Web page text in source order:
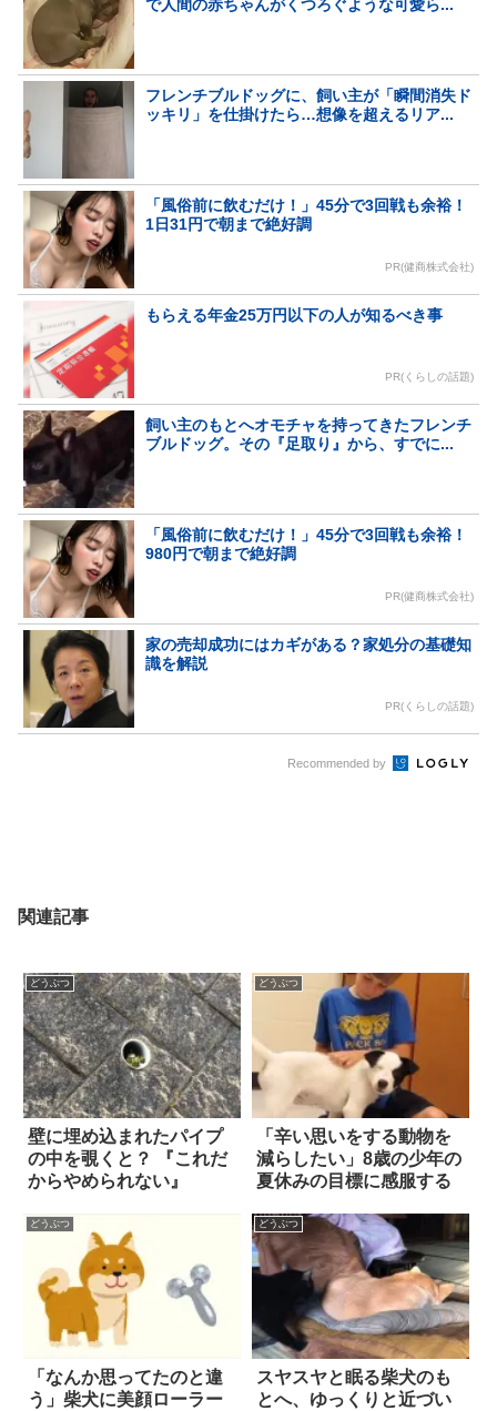
で人間の赤ちゃんがくつろぐような可愛ら...
フレンチブルドッグに、飼い主が「瞬間消失ド
ッキリ」を仕掛けたら…想像を超えるリア...
「風俗前に飲むだけ！」45分で3回戦も余裕！
1日31円で朝まで絶好調
PR(健商株式会社)
もらえる年金25万円以下の人が知るべき事
PR(くらしの話題)
飼い主のもとへオモチャを持ってきたフレンチ
ブルドッグ。その『足取り』から、すでに...
「風俗前に飲むだけ！」45分で3回戦も余裕！
980円で朝まで絶好調
PR(健商株式会社)
家の売却成功にはカギがある？家処分の基礎知
識を解説
PR(くらしの話題)
Recommended by
関連記事
どうぶつ
壁に埋め込まれたパイプ
の中を覗くと？ 『これだ
からやめられない』
どうぶつ
「辛い思いをする動物を
減らしたい」8歳の少年の
夏休みの目標に感服する
どうぶつ
「なんか思ってたのと違
う」柴犬に美顔ローラー
どうぶつ
スヤスヤと眠る柴犬のも
とへ、ゆっくりと近づい